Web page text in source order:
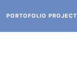
PORTOFOLIO PROJECT